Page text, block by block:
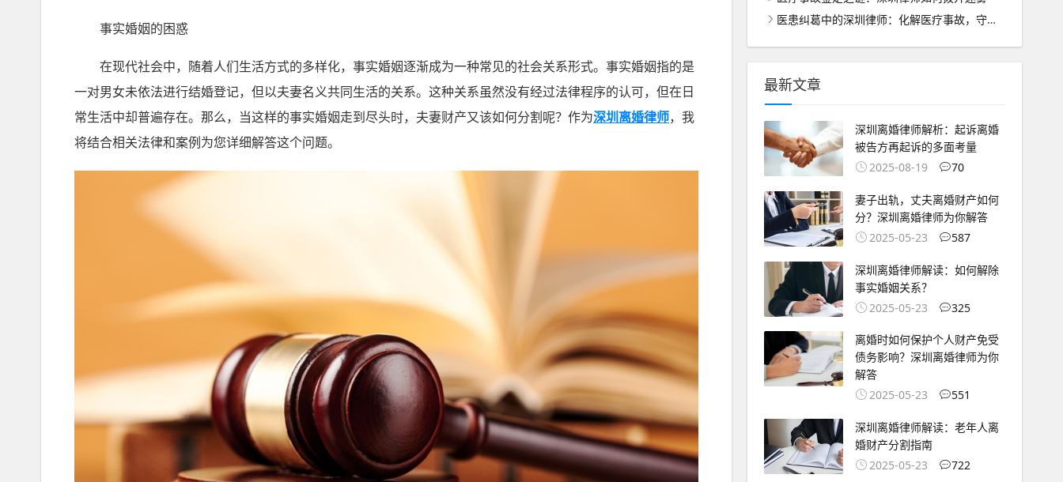
事实婚姻的困惑
在现代社会中，随着人们生活方式的多样化，事实婚姻逐渐成为一种常见的社会关系形式。事实婚姻指的是
一对男女未依法进行结婚登记，但以夫妻名义共同生活的关系。这种关系虽然没有经过法律程序的认可，但在日
常生活中却普遍存在。那么，当这样的事实婚姻走到尽头时，夫妻财产又该如何分割呢？作为深圳离婚律师，我
将结合相关法律和案例为您详细解答这个问题。
医患纠葛中的深圳律师：化解医疗事故，守护患者权益
最新文章
深圳离婚律师解析：起诉离婚
被告方再起诉的多面考量
2025-08-19
70
妻子出轨，丈夫离婚财产如何
分？深圳离婚律师为你解答
2025-05-23
587
深圳离婚律师解读：如何解除
事实婚姻关系？
2025-05-23
325
离婚时如何保护个人财产免受
债务影响？深圳离婚律师为你
解答
2025-05-23
551
深圳离婚律师解读：老年人离
婚财产分割指南
2025-05-23
722